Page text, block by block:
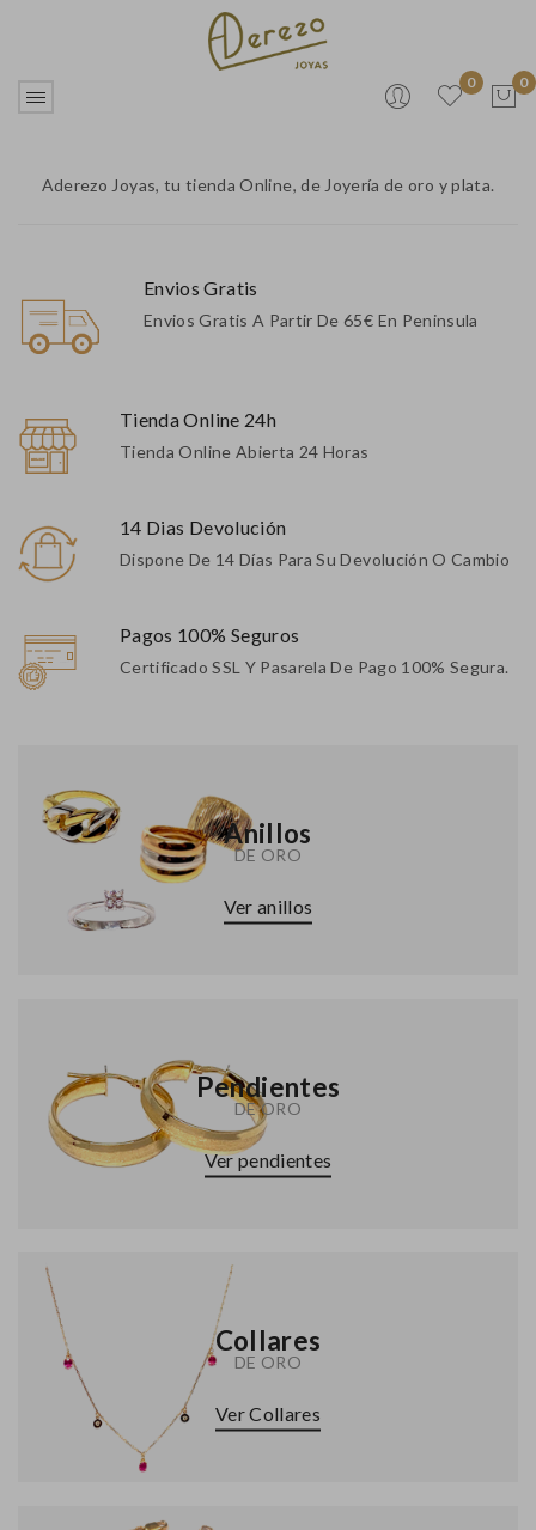
0
No products in the cart.
0
Aderezo Joyas, tu tienda Online, de Joyería de oro y plata.
Envios Gratis
Envios Gratis A Partir De 65€ En Peninsula
Tienda Online 24h
Tienda Online Abierta 24 Horas
14 Dias Devolución
Dispone De 14 Días Para Su Devolución O Cambio
Pagos 100% Seguros
Certificado SSL Y Pasarela De Pago 100% Segura.
Anillos
DE ORO
Ver anillos
Pendientes
DE ORO
Ver pendientes
Collares
DE ORO
Ver Collares